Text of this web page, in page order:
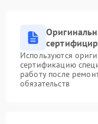
Используются
сертификацию
работу после
обязательств